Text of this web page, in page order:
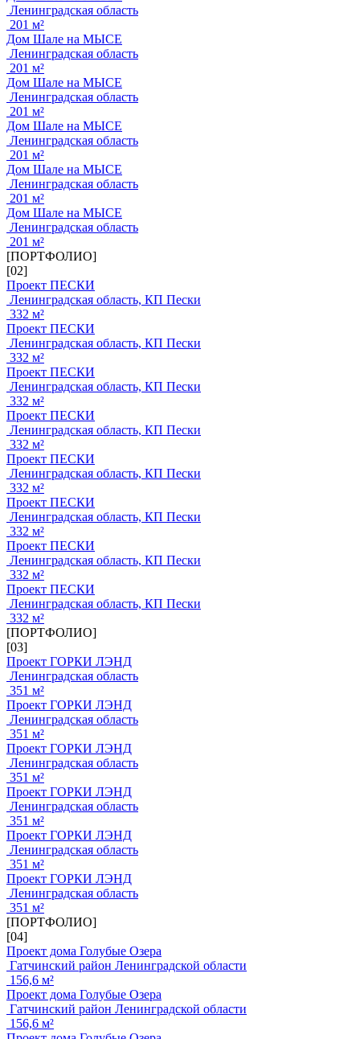
Ленинградская область
201 м²
Дом Шале на МЫСЕ
Ленинградская область
201 м²
Дом Шале на МЫСЕ
Ленинградская область
201 м²
Дом Шале на МЫСЕ
Ленинградская область
201 м²
Дом Шале на МЫСЕ
Ленинградская область
201 м²
Дом Шале на МЫСЕ
Ленинградская область
201 м²
[ПОРТФОЛИО]
[02]
Проект ПЕСКИ
Ленинградская область, КП Пески
332 м²
Проект ПЕСКИ
Ленинградская область, КП Пески
332 м²
Проект ПЕСКИ
Ленинградская область, КП Пески
332 м²
Проект ПЕСКИ
Ленинградская область, КП Пески
332 м²
Проект ПЕСКИ
Ленинградская область, КП Пески
332 м²
Проект ПЕСКИ
Ленинградская область, КП Пески
332 м²
Проект ПЕСКИ
Ленинградская область, КП Пески
332 м²
Проект ПЕСКИ
Ленинградская область, КП Пески
332 м²
[ПОРТФОЛИО]
[03]
Проект ГОРКИ ЛЭНД
Ленинградская область
351 м²
Проект ГОРКИ ЛЭНД
Ленинградская область
351 м²
Проект ГОРКИ ЛЭНД
Ленинградская область
351 м²
Проект ГОРКИ ЛЭНД
Ленинградская область
351 м²
Проект ГОРКИ ЛЭНД
Ленинградская область
351 м²
Проект ГОРКИ ЛЭНД
Ленинградская область
351 м²
[ПОРТФОЛИО]
[04]
Проект дома Голубые Озера
Гатчинский район Ленинградской области
156,6 м²
Проект дома Голубые Озера
Гатчинский район Ленинградской области
156,6 м²